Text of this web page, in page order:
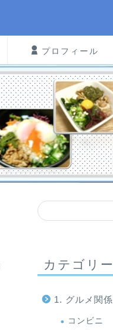
プロフィール
カテゴリー
1. グルメ関係
コンビニ